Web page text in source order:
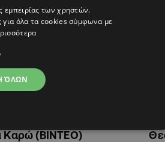
Καρώ (ΒΙΝΤΕΟ)
εμπειρίας των χρηστών.
για όλα τα cookies σύμφωνα με
ΌΛΩΝ